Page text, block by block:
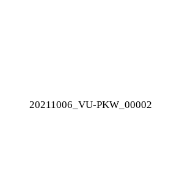
20211006_VU-PKW_00002